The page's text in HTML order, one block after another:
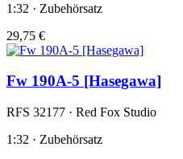
1:32 · Zubehörsatz
29,75 €
Fw 190A-5 [Hasegawa]
RFS 32177 · Red Fox Studio
1:32 · Zubehörsatz